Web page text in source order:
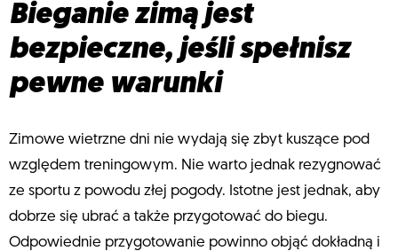
Bieganie zimą jest
bezpieczne, jeśli spełnisz
pewne warunki
Zimowe wietrzne dni nie wydają się zbyt kuszące pod
względem treningowym. Nie warto jednak rezygnować
ze sportu z powodu złej pogody. Istotne jest jednak, aby
dobrze się ubrać a także przygotować do biegu.
Odpowiednie przygotowanie powinno objąć dokładną i